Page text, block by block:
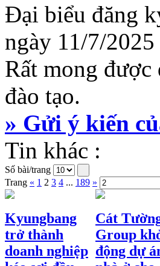
Đại biểu đăng
ngày 11/7/2025
Rất mong
đào tạo.
» Gửi ý kiến
Tin khác :
Số bài/trang
Trang « 1 2 3 4 ... 189 »
Kyungbang
trở thành
doanh nghiệp
Cát
Group
động dự